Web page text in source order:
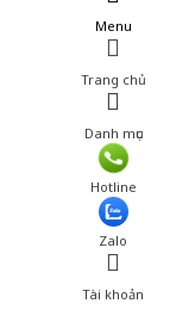
Menu
Trang chủ
Danh mục
Hotline
Zalo
Tài khoản